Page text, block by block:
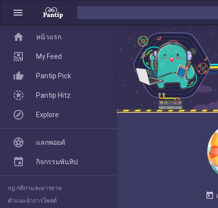
menu
today
home
Pantip Pick
Explore
home หน้าแรก
My Feed
Pantip Pick
Pantip Hitz
Explore
แลกพอยต์
กิจกรรมพันทิป
กฎ กติกาและมารยาท
คำแนะนำการโพสต์